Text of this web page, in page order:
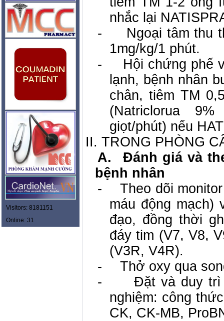
Visitors: 8181151
Online: 31
nhắc lại
-
Ngoại tâm thu
1mg/kg/1 phút.
-
Hội chứng phế
lạnh, bệnh nhân
chân, tiêm TM
(Natriclorua
giọt/phút) nếu
II. TRONG PHÒNG
A.
Đánh giá và
bệnh nhân
-
Theo dõi
máu động mạch)
đạo, đồng thời
đáy tim (V7, V8,
(V3R, V4R).
-
Thở oxy qua
-
Đặt và duy trì
nghiệm: công
CK, CK-MB,